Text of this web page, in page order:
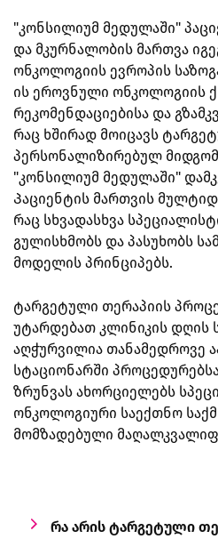
"კონსილიუმ მედულაში"
და მკურნალობის მართვა
ონკოლოგიის ევროპის
ის ეროვნული ონკოლოგიის
რეკომენდაციებისა და
რაც ხშირად მოიცავს
პერსონალიზირებულ
"კონსილიუმ მედულაში"
Პაციენტის მართვის
რაც სხვადასხვა
გულისხმობს და პასუხობს
მოდელის პრინციპებს.
ტარგეტული თერაპიის
უტარდებათ კლინიკის დღის
აღჭურვილია თანამედროვე
სტაციონარში
ზრუნვას ახორციელებს
ონკოლოგიური საექთნო
მომზადებული
რა არის ტარგეტული